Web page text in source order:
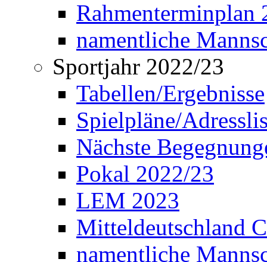
Rahmenterminplan
namentliche
Sportjahr 2022/23
Tabellen/Ergebnisse
Spielpläne/
Nächste
Pokal 2022/23
LEM 2023
Mitteldeutschland
namentliche